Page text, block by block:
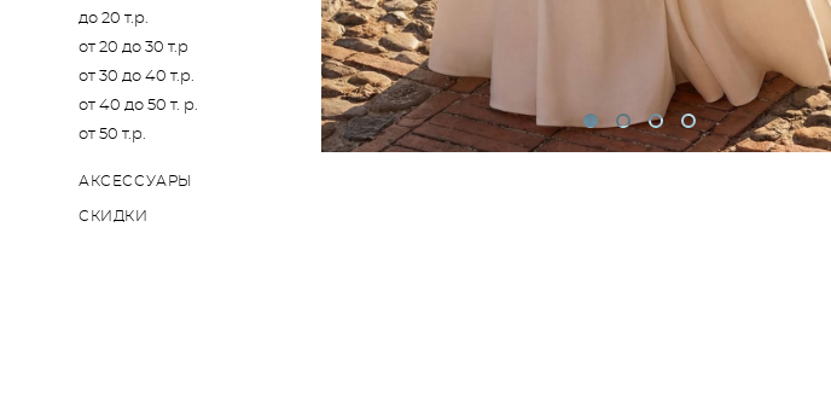
до 20 т.р.
от 20 до 30 т.р
от 30 до 40 т.р.
от 40 до 50 т. р.
от 50 т.р.
АКСЕССУАРЫ
СКИДКИ